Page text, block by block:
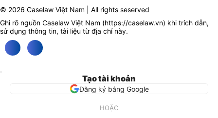
© 2026 Caselaw Việt Nam | All rights seserved
Ghi rõ nguồn Caselaw Việt Nam (https://caselaw.vn) khi trích dẫn,
sử dụng thông tin, tài liệu từ địa chỉ này.
Tạo tài khoản
Đăng ký bằng Google
HOẶC